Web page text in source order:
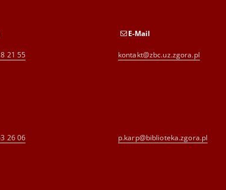
21 55
E-Mail
kontakt@zbc.uz.zgora.pl
26 06 p.karp@biblioteka.zgora.pl